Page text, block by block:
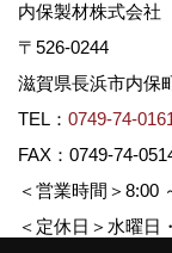
内保製材株式会社
〒526-0244
滋賀県長浜市内保
TEL： 0749-74-
FAX：0749-74-
＜営業時間＞8:00
＜定休日＞水曜日